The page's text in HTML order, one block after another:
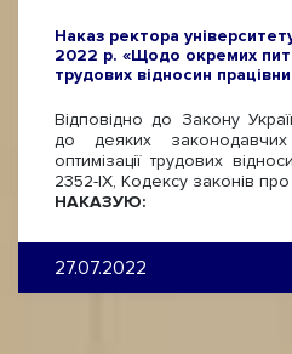
Наказ ректора
2022 р. «Щодо окремих
трудових відносин
Відповідно до Закону
до деяких
оптимізації трудових
2352-ІХ, Кодексу законів
НАКАЗУЮ:
27.07.2022